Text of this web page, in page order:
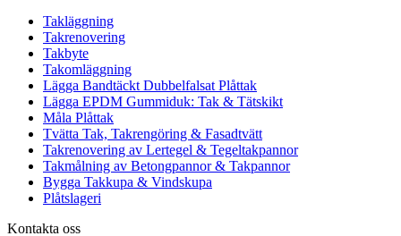
Takläggning
Takrenovering
Takbyte
Takomläggning
Lägga Bandtäckt Dubbelfalsat Plåttak
Lägga EPDM Gummiduk: Tak & Tätskikt
Måla Plåttak
Tvätta Tak, Takrengöring & Fasadtvätt
Takrenovering av Lertegel & Tegeltakpannor
Takmålning av Betongpannor & Takpannor
Bygga Takkupa & Vindskupa
Plåtslageri
Kontakta oss